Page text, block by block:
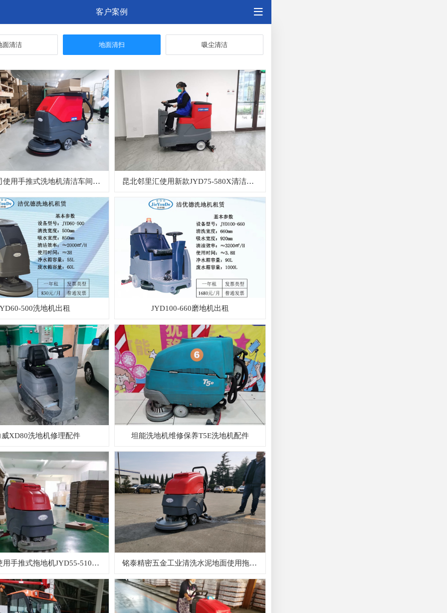
客户案例
面清洁 地面清扫 吸尘清洁
鑫宏涛公司使用手推式洗地机清洁车间地面 昆北邻里汇使用新款JYD75-580X清洁地面
500洗地机出租 JYD100-660磨地机出租
威XD80洗地机修理配件 坦能洗地机维修保养T5E洗地机配件
科森仓储使用手推式拖地机JYD55-510清洁5S 铭泰精密五金工业清洗水泥地面使用拖地机